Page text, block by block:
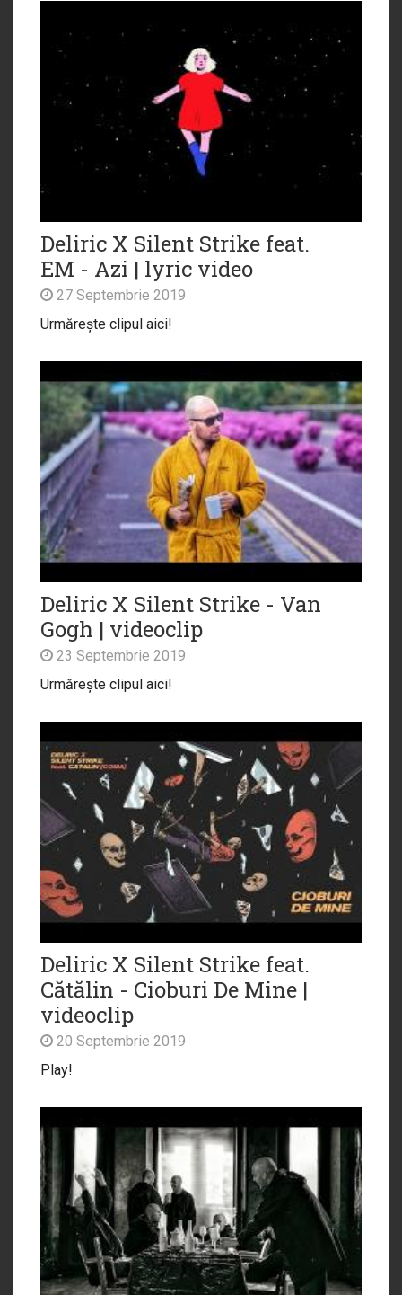
Deliric X Silent Strike feat.
EM - Azi | lyric video
27 Septembrie 2019
Urmărește clipul aici!
Deliric X Silent Strike - Van
Gogh | videoclip
23 Septembrie 2019
Urmărește clipul aici!
Deliric X Silent Strike feat.
Cătălin - Cioburi De Mine |
videoclip
20 Septembrie 2019
Play!